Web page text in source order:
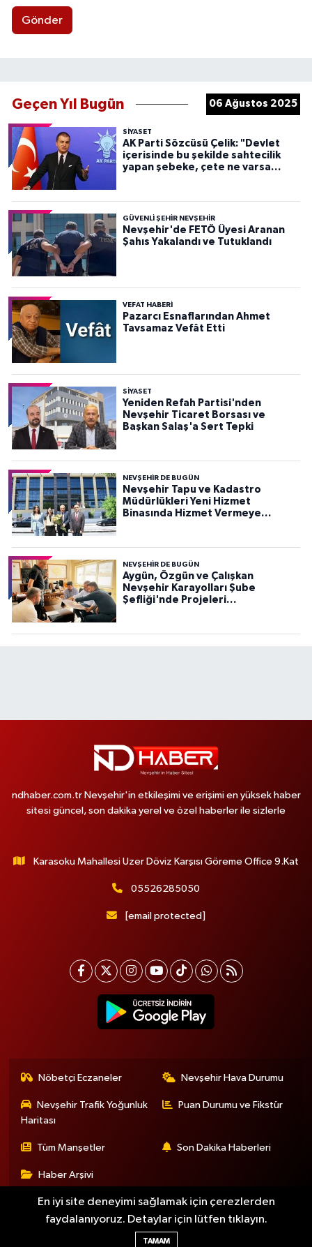
Gönder
Geçen Yıl Bugün 06 Ağustos 2025
SIYASET
AK Parti Sözcüsü Çelik: "Devlet
içerisinde bu şekilde sahtecilik
yapan şebeke, çete ne varsa
GÜVENLI ŞEHIR NEVŞEHIR
Nevşehir'de FETÖ Üyesi Aranan
Şahıs Yakalandı ve Tutuklandı
VEFAT HABERI
Pazarcı Esnaflarından Ahmet
Tavsamaz Vefât Etti
SIYASET
Yeniden Refah Partisi'nden
Nevşehir Ticaret Borsası ve
Başkan Salaş'a Sert Tepki
NEVŞEHIR DE BUGÜN
Nevşehir Tapu ve Kadastro
Müdürlükleri Yeni Hizmet
Binasında Hizmet Vermeye
NEVŞEHIR DE BUGÜN
Aygün, Özgün ve Çalışkan
Nevşehir Karayolları Şube
Şefliği'nde Projeleri
ndhaber.com.tr Nevşehir'in etkileşimi ve erişimi en yüksek haber
sitesi güncel, son dakika yerel ve özel haberler ile sizlerle
Karasoku Mahallesi Uzer Döviz Karşısı Göreme Office 9.Kat
05526285050
[email protected]
Nöbetçi Eczaneler Nevşehir Hava Durumu
Nevşehir Trafik Yoğunluk
Haritası
Puan Durumu ve Fikstür
Tüm Manşetler Son Dakika Haberleri
Haber Arşivi
Haber Yazılımı:
En iyi site deneyimi sağlamak için çerezlerden
faydalanıyoruz. Detaylar için lütfen tıklayın.
TAMAM